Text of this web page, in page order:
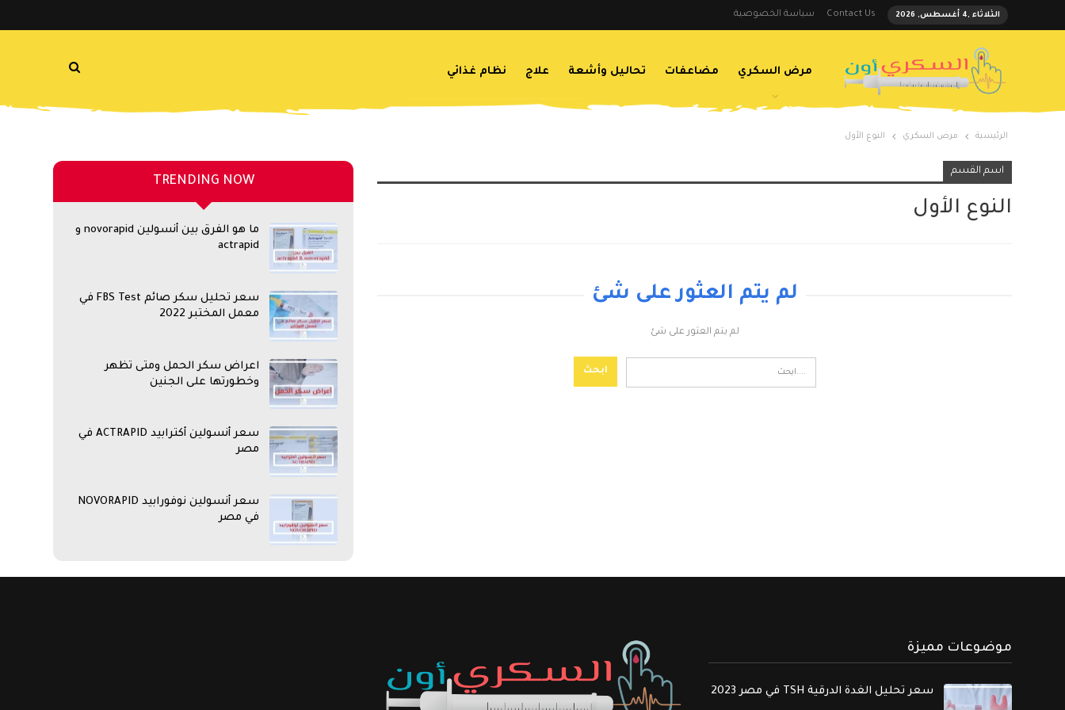
الثلاثاء ,4 أغسطس, 2026 Contact Us سياسة الخصوصية
مرض السكري مضاعفات تحاليل وأشعة علاج نظام غذائي
الرئيسية مرض السكري النوع الأول
اسم القسم
النوع الأول
لم يتم العثور على شئ
لم يتم العثور على شئ
TRENDING NOW
ما هو الفرق بين أنسولين novorapid و
actrapid
سعر تحليل سكر صائم FBS Test في
معمل المختبر 2022
اعراض سكر الحمل ومتى تظهر
وخطورتها على الجنين
سعر أنسولين أكترابيد ACTRAPID في
مصر
سعر أنسولين نوفورابيد NOVORAPID
في مصر
موضوعات مميزة
سعر تحليل الغدة الدرقية TSH في مصر 2023